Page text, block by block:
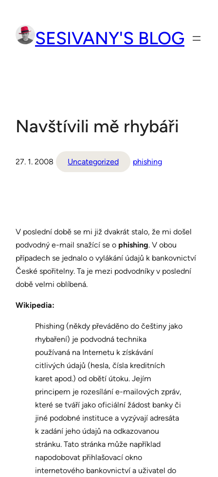
obsah
SESIVANY'S BLOG
Navštívili mě rhybáři
27. 1. 2008 Uncategorized phishing
V poslední době se mi již dvakrát stalo, že mi došel
podvodný e-mail snažící se o phishing. V obou
případech se jednalo o vylákání údajů k bankovnictví
České spořitelny. Ta je mezi podvodníky v poslední
době velmi oblíbená.
Wikipedia:
Phishing (někdy převáděno do češtiny jako
rhybaření) je podvodná technika
používaná na Internetu k získávání
citlivých údajů (hesla, čísla kreditních
karet apod.) od obětí útoku. Jejím
principem je rozesílání e-mailových zpráv,
které se tváří jako oficiální žádost banky či
jiné podobné instituce a vyzývají adresáta
k zadání jeho údajů na odkazovanou
stránku. Tato stránka může například
napodobovat přihlašovací okno
internetového bankovnictví a uživatel do